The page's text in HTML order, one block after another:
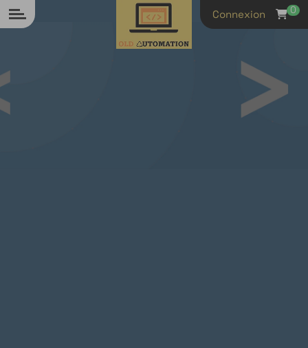
Panneau de gestion des cookies
Connexion 0